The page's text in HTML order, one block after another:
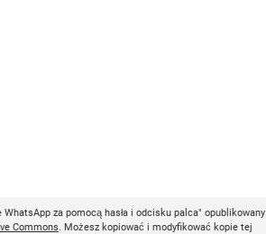
za pomocą hasła i odcisku palca" opublikowany
Commons. Możesz kopiować i modyfikować kopie tej